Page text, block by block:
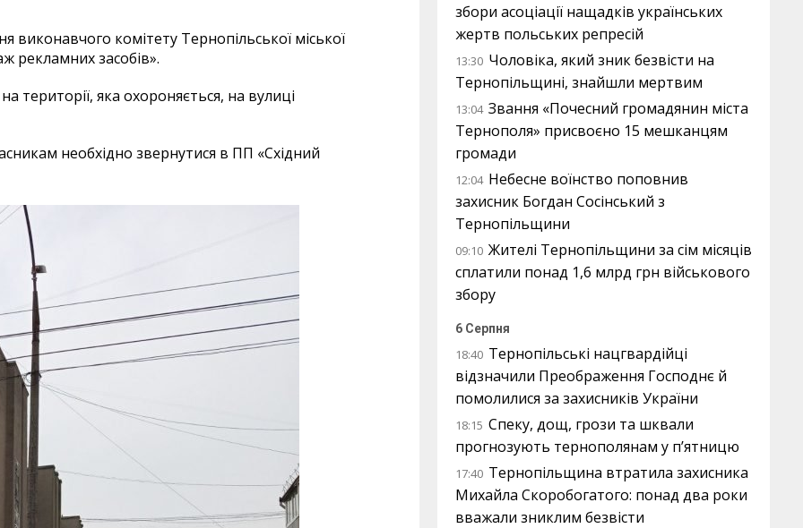
комітету Тернопільської міської
рекламних засобів».
території, яка охороняється, на вулиці
необхідно звернутися в ПП «Східний
збори асоціації нащадків українських
жертв польських репресій
13:30 Чоловіка, який зник безвісти на
Тернопільщині, знайшли мертвим
13:04 Звання «Почесний громадянин міста
Тернополя» присвоєно 15 мешканцям
громади
12:04 Небесне воїнство поповнив
захисник Богдан Сосінський з
Тернопільщини
09:10 Жителі Тернопільщини за сім місяців
сплатили понад 1,6 млрд грн військового
збору
6 Серпня
18:40 Тернопільські нацгвардійці
відзначили Преображення Господнє й
помолилися за захисників України
18:15 Спеку, дощ, грози та шквали
прогнозують тернополянам у п’ятницю
17:40 Тернопільщина втратила захисника
Михайла Скоробогатого: понад два роки
вважали зниклим безвісти